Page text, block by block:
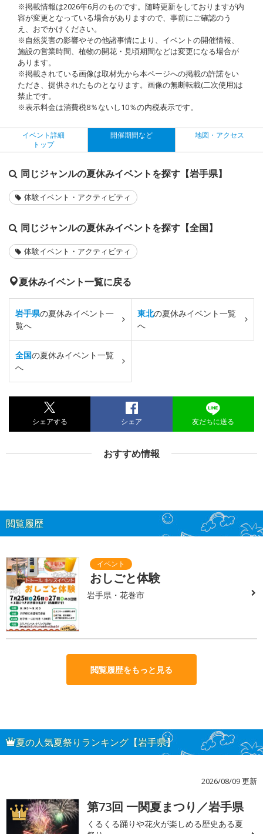
※掲載情報は2026年6月のものです。随時更新をしておりますが内
容が変更となっている場合がありますので、事前にご確認のう
え、おでかけください。
※自然災害の影響やその他諸事情により、イベントの開催情報、
施設の営業時間、植物の開花・見頃期間などは変更になる場合が
あります。
※掲載されている画像は取材先から本ページへの掲載の許諾をい
ただき、提供されたものとなります。画像の無断転載(二次使用)は
禁止です。
※表示料金は消費税8％ないし10％の内税表示です。
イベント詳細
トップ
開催期間など 地図・アクセス
同じジャンルの夏休みイベントを探す【岩手県】
体験イベント・アクティビティ
同じジャンルの夏休みイベントを探す【全国】
体験イベント・アクティビティ
夏休みイベント一覧に戻る
岩手県の夏休みイベント一
覧へ
東北の夏休みイベント一覧
へ
全国の夏休みイベント一覧
へ
シェアする シェア 友だちに送る
おすすめ情報
閲覧履歴
おしごと体験
岩手県・花巻市
閲覧履歴をもっと見る
夏の人気夏祭りランキング【岩手県】
2026/08/09 更新
1 第73回 一関夏まつり／岩手県
くるくる踊りや花火が楽しめる歴史ある夏